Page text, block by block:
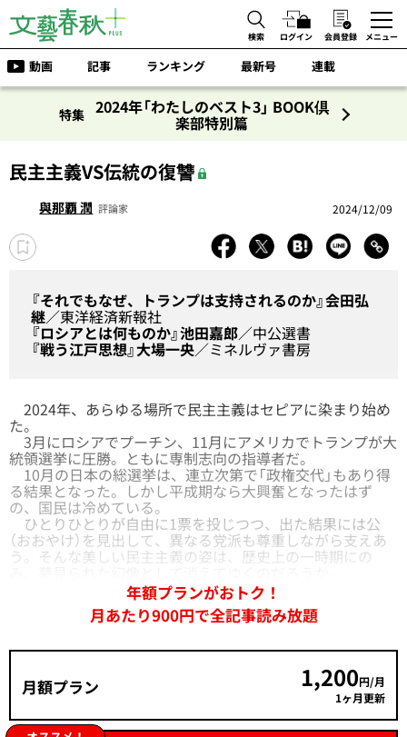
検索 ログイン 会員登録 メニュー
動画 記事 ランキング 最新号 連載
特集 2024年「わたしのベスト3」 BOOK倶
楽部特別篇
民主主義VS伝統の復讐
與那覇 潤 評論家 2024/12/09
『それでもなぜ、トランプは支持されるのか』会田弘
継／東洋経済新報社
『ロシアとは何ものか』池田嘉郎／中公選書
『戦う江戸思想』大場一央／ミネルヴァ書房
2024年、あらゆる場所で民主主義はセピアに染まり始め
た。
3月にロシアでプーチン、11月にアメリカでトランプが大
統領選挙に圧勝。ともに専制志向の指導者だ。
10月の日本の総選挙は、連立次第で「政権交代」もあり得
る結果となった。しかし平成期なら大興奮となったはず
の、国民は冷めている。
ひとりひとりが自由に1票を投じつつ、出た結果には公
（おおやけ）を見出して、異なる党派も尊重しながら支えあ
う。そんな美しい民主主義の姿は、歴史上の一時期にの
年額プランがおトク！
月あたり900円で全記事読み放題
月額プラン 1,200円/月
1ヶ月更新